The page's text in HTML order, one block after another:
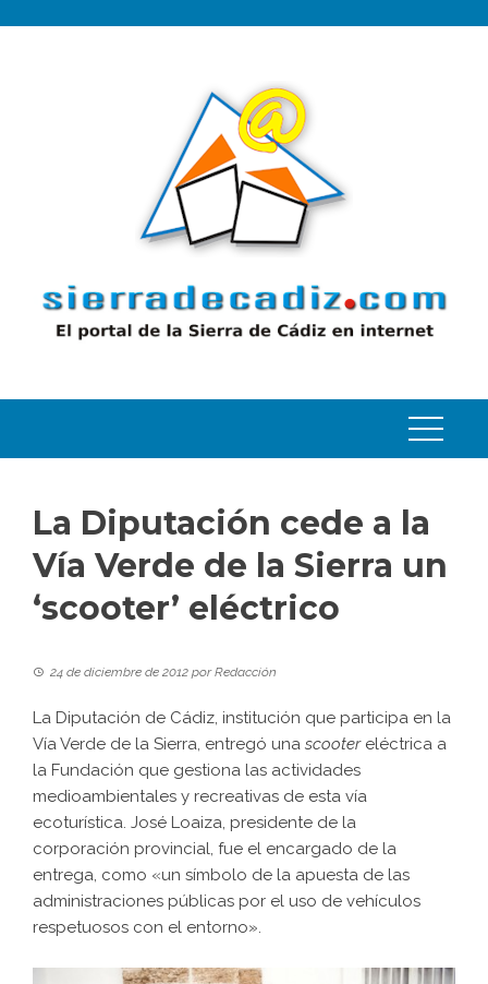
La Diputación cede a la
Vía Verde de la Sierra un
‘scooter’ eléctrico
24 de diciembre de 2012 porRedacción
La Diputación de Cádiz, institución que participa en la
Vía Verde de la Sierra, entregó una scootereléctrica a
la Fundación que gestiona las actividades
medioambientales y recreativas de esta vía
ecoturística. José Loaiza, presidente de la
corporación provincial, fue el encargado de la
entrega, como «un símbolo de la apuesta de las
administraciones públicas por el uso de vehículos
respetuosos con el entorno».